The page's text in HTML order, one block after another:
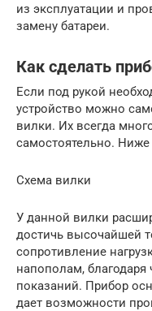
из эксплуатации и
замену батареи.
Как сделать
Если под рукой
устройство можно
вилки. Их всегда
самостоятельно. Ниже
Схема вилки
У данной вилки
достичь высочайшей
сопротивление
напополам,
показаний. Прибор
дает возможности